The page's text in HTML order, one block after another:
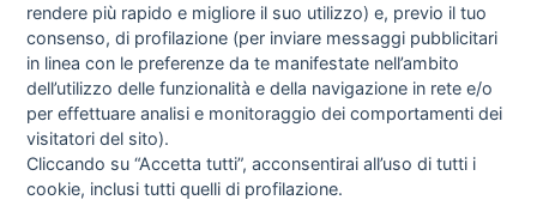
I libri Vedi tutti
FASCISTISSIMA
rendere più rapido e migliore il suo utilizzo) e, previo il tuo
consenso, di profilazione (per inviare messaggi pubblicitari
in linea con le preferenze da te manifestate nell’ambito
dell’utilizzo delle funzionalità e della navigazione in rete e/o
per effettuare analisi e monitoraggio dei comportamenti dei
visitatori del sito).
Cliccando su “Accetta tutti”, acconsentirai all’uso di tutti i
cookie, inclusi tutti quelli di profilazione.